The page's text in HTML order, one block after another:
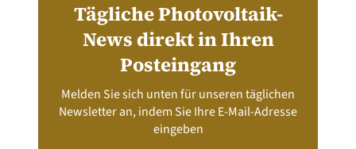
Tägliche Photovoltaik-
News direkt in Ihren
Posteingang
Melden Sie sich unten für unseren täglichen
Newsletter an, indem Sie Ihre E-Mail-Adresse
eingeben